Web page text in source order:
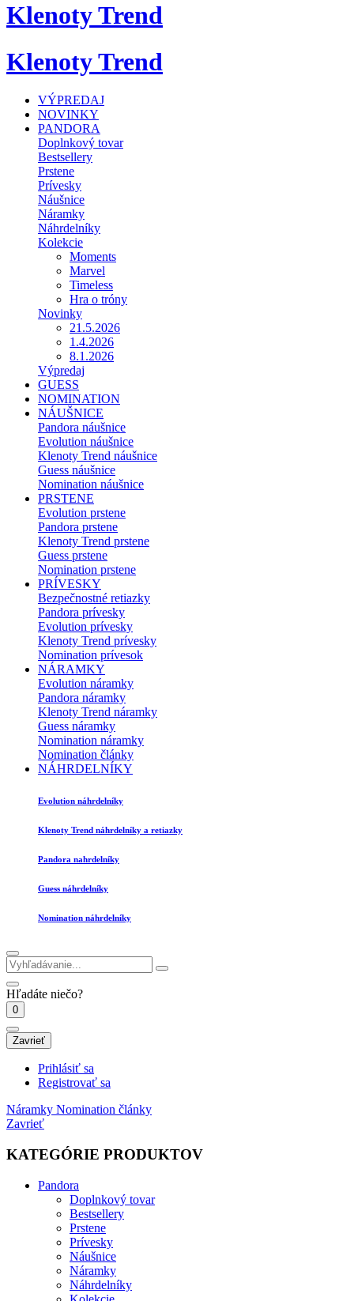
Klenoty Trend
Klenoty Trend
VÝPREDAJ
NOVINKY
PANDORA
Doplnkový tovar
Bestsellery
Prstene
Prívesky
Náušnice
Náramky
Náhrdelníky
Kolekcie
Moments
Marvel
Timeless
Hra o tróny
Novinky
21.5.2026
1.4.2026
8.1.2026
Výpredaj
GUESS
NOMINATION
NÁUŠNICE
Pandora náušnice
Evolution náušnice
Klenoty Trend náušnice
Guess náušnice
Nomination náušnice
PRSTENE
Evolution prstene
Pandora prstene
Klenoty Trend prstene
Guess prstene
Nomination prstene
PRÍVESKY
Bezpečnostné retiazky
Pandora prívesky
Evolution prívesky
Klenoty Trend prívesky
Nomination prívesok
NÁRAMKY
Evolution náramky
Pandora náramky
Klenoty Trend náramky
Guess náramky
Nomination náramky
Nomination články
NÁHRDELNÍKY
Evolution náhrdelníky
Klenoty Trend náhrdelníky a retiazky
Pandora nahrdelníky
Guess náhrdelníky
Nomination náhrdelníky
Hľadáte niečo?
0
Zavrieť
Prihlásiť sa
Registrovať sa
Náramky Nomination články
Zavrieť
KATEGÓRIE PRODUKTOV
Pandora
Doplnkový tovar
Bestsellery
Prstene
Prívesky
Náušnice
Náramky
Náhrdelníky